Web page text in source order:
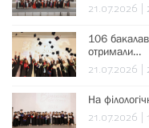
21.07.2026 |
106
отримали…
21.07.2026 |
На
21.07.2026 |